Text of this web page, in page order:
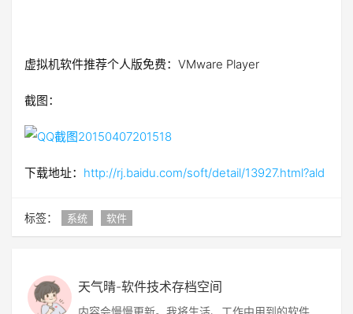
虚拟机软件推荐个人版免费：VMware Player
截图：
下载地址： http://rj.baidu.com/soft/detail/13927.html?ald
标签： 系统 软件
天气晴-软件技术存档空间
内容会慢慢更新。我将生活、工作中用到的软件技